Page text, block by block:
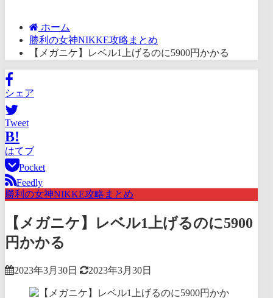
ホーム
勝利の女神NIKKE攻略まとめ
【メガニケ】レベル1上げるのに5900円かかる
シェア
Tweet
B!
はてブ
Pocket
Feedly
勝利の女神NIKKE攻略まとめ
【メガニケ】レベル1上げるのに5900
円かかる
2023年3月30日 2023年3月30日